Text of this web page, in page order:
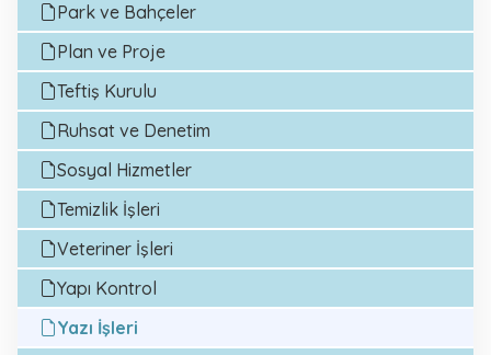
Park ve Bahçeler
Plan ve Proje
Teftiş Kurulu
Ruhsat ve Denetim
Sosyal Hizmetler
Temizlik İşleri
Veteriner İşleri
Yapı Kontrol
Yazı İşleri